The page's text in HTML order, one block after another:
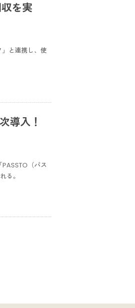
を実
と連携し、使
導入！
（パス
る。